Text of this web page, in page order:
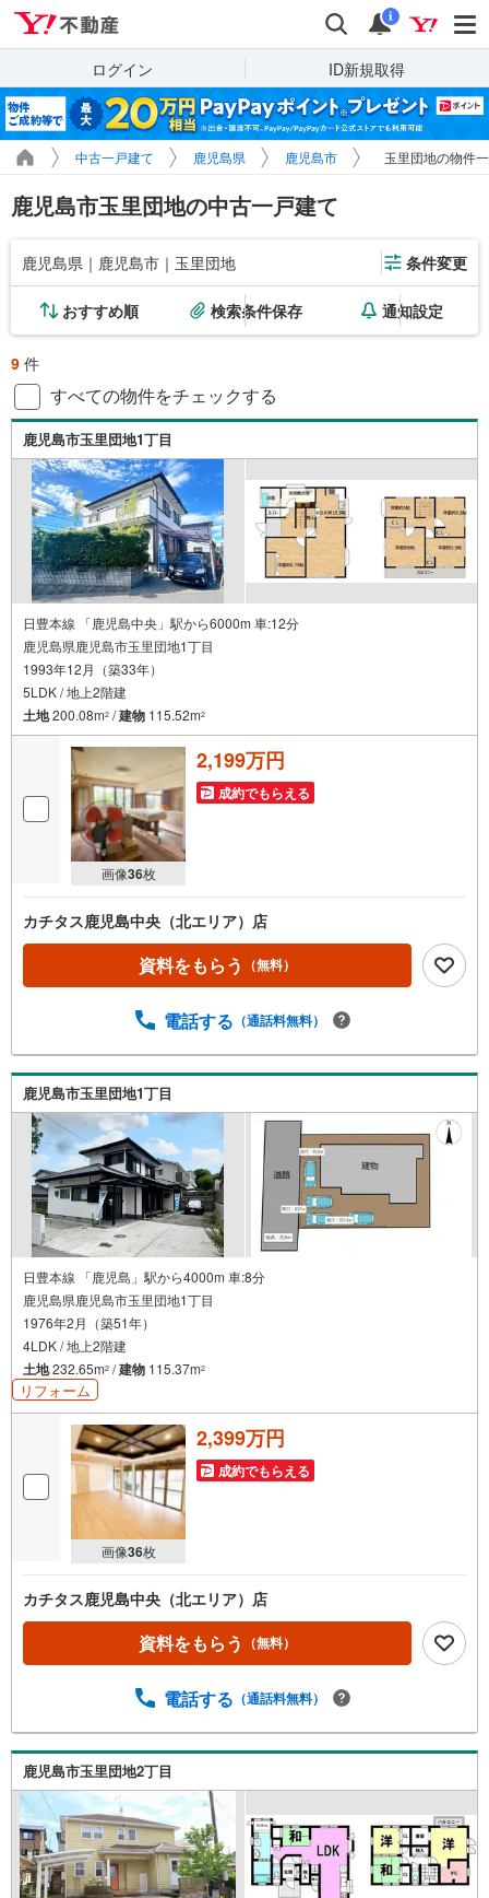
検索 通知
i
ログイン ID新規取得
中古一戸建て 鹿児島県 鹿児島市 玉里団地の物件
鹿児島市玉里団地の中古一戸建て
鹿児島県｜鹿児島市｜玉里団地 条件変更
おすすめ順 検索条件保存 通知設定
9 件
すべての物件をチェックする
鹿児島市玉里団地1丁目
日豊本線 「鹿児島中央」駅から6000m 車:12分
鹿児島県鹿児島市玉里団地1丁目
1993年12月（築33年）
5LDK / 地上2階建
土地200.08m2 /建物 115.52m2
画像36枚
2,199万円
成約でもらえる
カチタス鹿児島中央（北エリア）店
資料をもらう （無料）
電話する （通話料無料）
鹿児島市玉里団地1丁目
日豊本線 「鹿児島」駅から4000m 車:8分
鹿児島県鹿児島市玉里団地1丁目
1976年2月（築51年）
4LDK / 地上2階建
土地232.65m2 /建物 115.37m2
リフォーム
画像36枚
2,399万円
成約でもらえる
カチタス鹿児島中央（北エリア）店
資料をもらう （無料）
電話する （通話料無料）
鹿児島市玉里団地2丁目